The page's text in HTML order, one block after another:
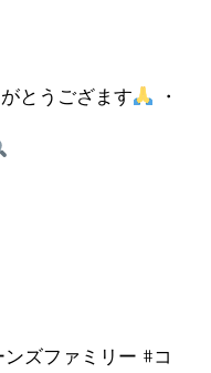
とうござます ・
ズファミリー #コ